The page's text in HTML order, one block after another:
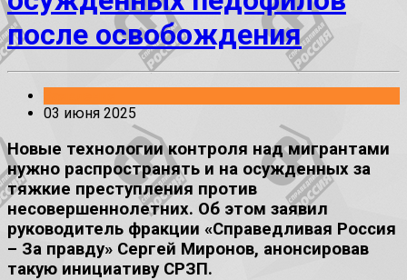
после освобождения
03 июня 2025
Новые технологии контроля над мигрантами
нужно распространять и на осужденных за
тяжкие преступления против
несовершеннолетних. Об этом заявил
руководитель фракции «Справедливая Россия
– За правду» Сергей Миронов, анонсировав
такую инициативу СРЗП.